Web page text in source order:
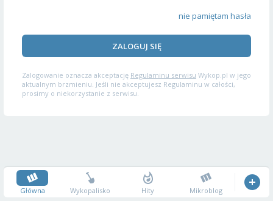
nie pamiętam hasła
ZALOGUJ SIĘ
Zalogowanie oznacza akceptację Regulaminu serwisu Wykop.pl w jego
aktualnym brzmieniu. Jeśli nie akceptujesz Regulaminu w całości,
prosimy o niekorzystanie z serwisu.
Główna Wykopalisko Hity Mikroblog